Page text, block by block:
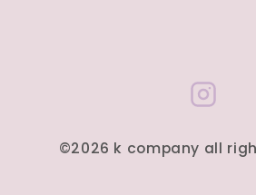
©2026 k company all